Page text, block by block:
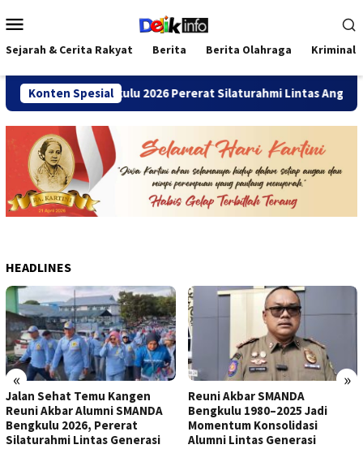
ke
kontenMobile
Sejarah & Cerita Rakyat Berita Berita Olahraga Kriminal
Konten Spesial
Bengkulu 2026 Pererat Silaturahmi Lintas Angkatan
HEADLINES
« »
Jalan Sehat Temu Kangen
Reuni Akbar Alumni SMANDA
Bengkulu 2026, Pererat
Silaturahmi Lintas Generasi
Reuni Akbar SMANDA
Bengkulu 1980–2025 Jadi
Momentum Konsolidasi
Alumni Lintas Generasi